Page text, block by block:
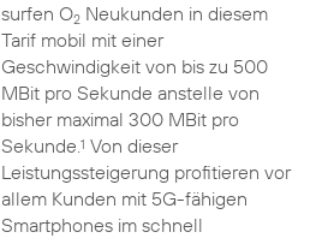
surfen O2Neukunden in diesem
Tarif mobil mit einer
Geschwindigkeit von bis zu 500
MBit pro Sekunde anstelle von
bisher maximal 300 MBit pro
Sekunde.1 Von dieser
Leistungssteigerung profitieren vor
allem Kunden mit 5G-fähigen
Smartphones im schnell